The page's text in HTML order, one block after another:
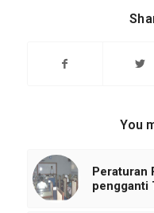
You
Peraturan
pengganti